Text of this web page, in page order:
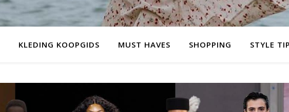
KLEDING KOOPGIDS MUST HAVES SHOPPING STYLE